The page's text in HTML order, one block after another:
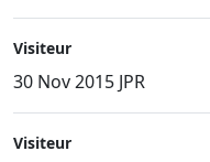
Visiteur
30 Nov 2015 JPR
Visiteur